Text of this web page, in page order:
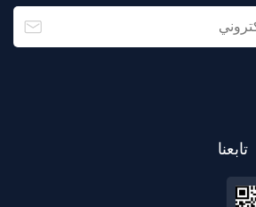
تابعنا